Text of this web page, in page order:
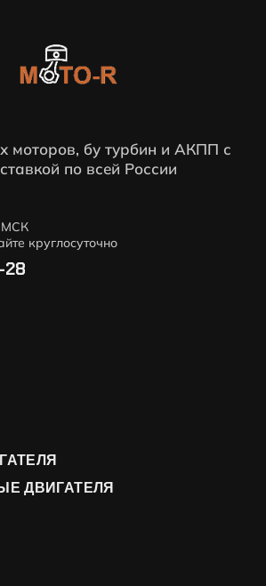
моторов, бу турбин и АКПП с
по всей России
МСК
круглосуточно
28
ДВИГАТЕЛЯ